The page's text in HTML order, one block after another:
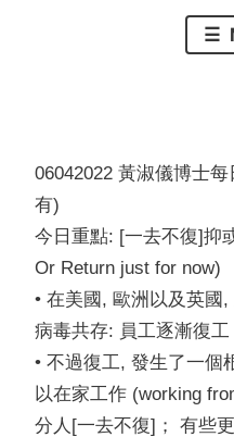
06042022 黃淑儀博士
有)
今日重點: [一去不復]抑
Or Return just for now)
• 在美國, 歐洲以及英國
病毒共存: 員工逐漸復工
• 不過復工, 發生了一個
以在家工作 (working
分人[一去不復]； 有些